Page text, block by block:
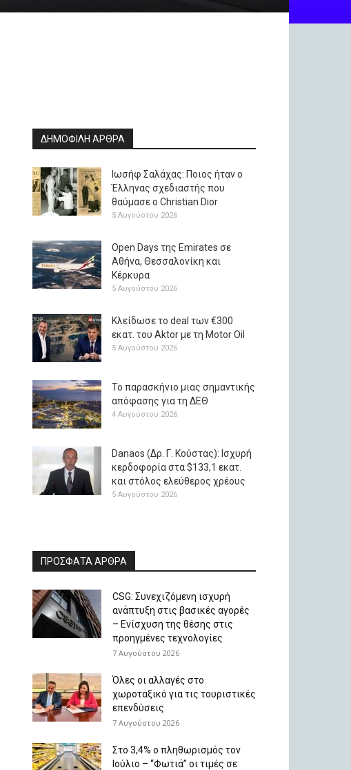
ΔΗΜΟΦΙΛΗ ΑΡΘΡΑ
Ιωσήφ Σαλάχας: Ποιος ήταν ο
Έλληνας σχεδιαστής που
θαύμασε ο Christian Dior
5 Αυγούστου 2026
Open Days της Emirates σε
Αθήνα, Θεσσαλονίκη και
Κέρκυρα
5 Αυγούστου 2026
Κλείδωσε το deal των €300
εκατ. του Aktor με τη Μotor Oil
5 Αυγούστου 2026
Το παρασκήνιο μιας σημαντικής
απόφασης για τη ΔΕΘ
4 Αυγούστου 2026
Danaos (Δρ. Γ. Κούστας): Ισχυρή
κερδοφορία στα $133,1 εκατ.
και στόλος ελεύθερος χρέους
5 Αυγούστου 2026
ΠΡΟΣΦΑΤΑ ΑΡΘΡΑ
CSG: Συνεχιζόμενη ισχυρή
ανάπτυξη στις βασικές αγορές
– Ενίσχυση της θέσης στις
προηγμένες τεχνολογίες
7 Αυγούστου 2026
Όλες οι αλλαγές στο
χωροταξικό για τις τουριστικές
επενδύσεις
7 Αυγούστου 2026
Στο 3,4% ο πληθωρισμός τον
Ιούλιο – “Φωτιά” οι τιμές σε